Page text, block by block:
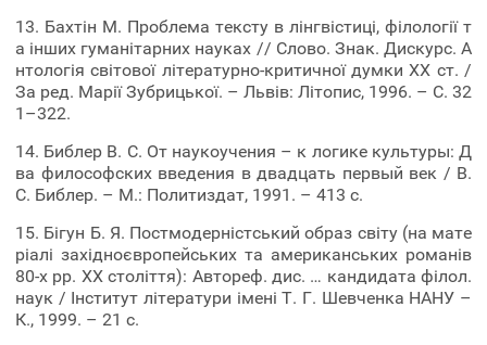
13. Бахтін М. Проблема тексту в лінгвістиці, філології т
а інших гуманітарних науках // Слово. Знак. Дискурс. А
нтологія світової літературно-критичної думки ХХ ст. /
За ред. Марії Зубрицької. – Львів: Літопис, 1996. – С. 32
1–322.
14. Библер В. С. От наукоучения – к логике культуры: Д
ва философских введения в двадцать первый век / В.
С. Библер. – М.: Политиздат, 1991. – 413 c.
15. Бігун Б. Я. Постмодерністський образ світу (на мате
ріалі західноєвропейських та американських романів
80-х рр. ХХ століття): Автореф. дис. … кандидата філол.
наук / Інститут літератури імені Т. Г. Шевченка НАНУ –
К., 1999. – 21 с.